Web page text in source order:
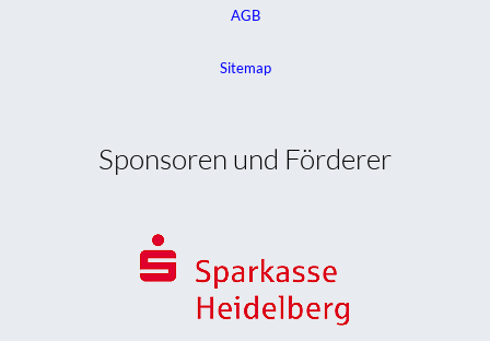
AGB
Sitemap
Sponsoren und Förderer